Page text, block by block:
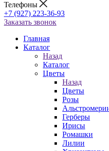
Телефоны
+7 (927) 223-36-93
Заказать звонок
Главная
Каталог
Назад
Каталог
Цветы
Назад
Цветы
Розы
Герберы
Ирисы
Ромашки
Лилии